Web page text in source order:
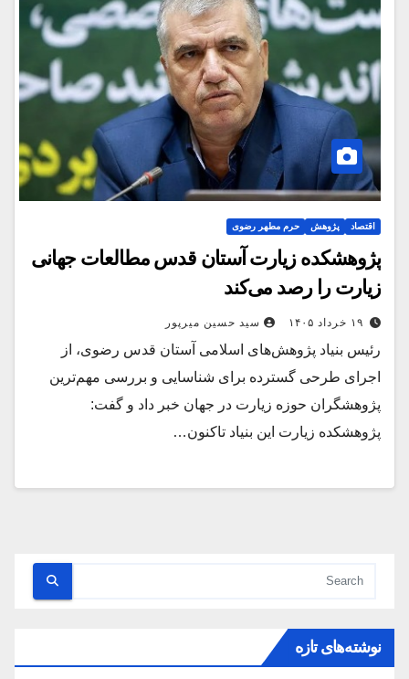
اقتصاد پژوهش حرم مطهر رضوی
پژوهشکده زیارت آستان قدس مطالعات جهانی
زیارت را رصد می‌کند
۱۹ خرداد ۱۴۰۵ سید حسین میرپور
رئیس بنیاد پژوهش‌های اسلامی آستان قدس رضوی، از
اجرای طرحی گسترده برای شناسایی و بررسی مهم‌ترین
پژوهشگران حوزه زیارت در جهان خبر داد و گفت:
پژوهشکده زیارت این بنیاد تاکنون…
نوشته‌های تازه